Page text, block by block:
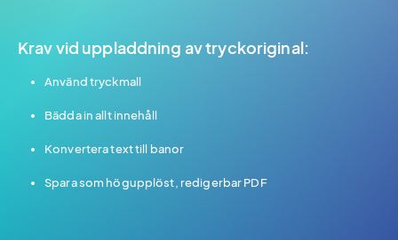
Krav vid uppladdning av tryckoriginal:
Använd tryckmall
Bädda in allt innehåll
Konvertera text till banor
Spara som högupplöst, redigerbar PDF